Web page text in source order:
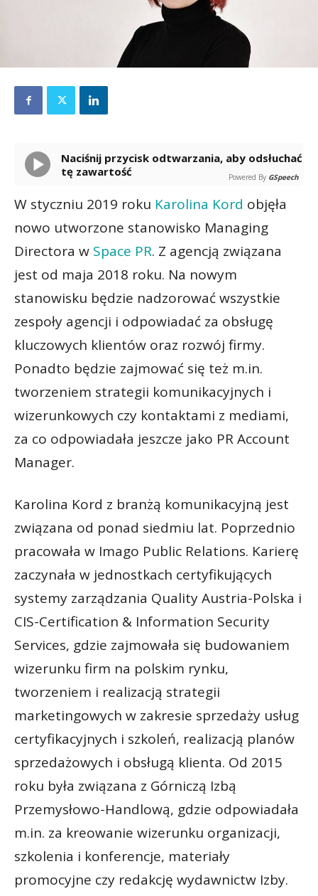
Naciśnij przycisk odtwarzania, aby odsłuchać
tę zawartość
Powered By GSpeech
W styczniu 2019 roku Karolina Kord objęła
nowo utworzone stanowisko Managing
Directora w Space PR. Z agencją związana
jest od maja 2018 roku. Na nowym
stanowisku będzie nadzorować wszystkie
zespoły agencji i odpowiadać za obsługę
kluczowych klientów oraz rozwój firmy.
Ponadto będzie zajmować się też m.in.
tworzeniem strategii komunikacyjnych i
wizerunkowych czy kontaktami z mediami,
za co odpowiadała jeszcze jako PR Account
Manager.
Karolina Kord z branżą komunikacyjną jest
związana od ponad siedmiu lat. Poprzednio
pracowała w Imago Public Relations. Karierę
zaczynała w jednostkach certyfikujących
systemy zarządzania Quality Austria-Polska i
CIS-Certification & Information Security
Services, gdzie zajmowała się budowaniem
wizerunku firm na polskim rynku,
tworzeniem i realizacją strategii
marketingowych w zakresie sprzedaży usług
certyfikacyjnych i szkoleń, realizacją planów
sprzedażowych i obsługą klienta. Od 2015
roku była związana z Górniczą Izbą
Przemysłowo-Handlową, gdzie odpowiadała
m.in. za kreowanie wizerunku organizacji,
szkolenia i konferencje, materiały
promocyjne czy redakcję wydawnictw Izby.